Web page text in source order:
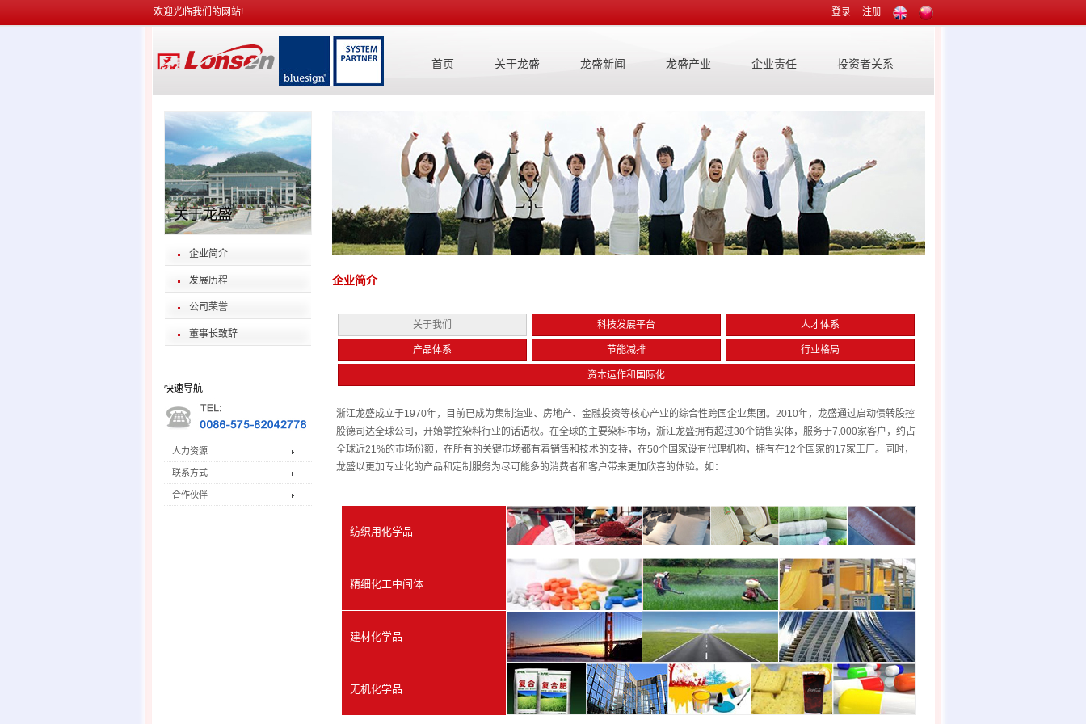
欢迎光临我们的网站! 注册
登录
首页 关于龙盛 龙盛新闻 龙盛产业 企业责任 投资者关系
企业简介
发展历程
公司荣誉
董事长致辞
快速导航
人力资源
联系方式
合作伙伴
企业简介
关于我们 科技发展平台 人才体系
产品体系 节能减排 行业格局
资本运作和国际化
浙江龙盛成立于1970年，目前已成为集制造业、房地产、金融投资等核心产业的综合性跨国企业集团。2010年，龙盛通过启动债转股控
股德司达全球公司，开始掌控染料行业的话语权。在全球的主要染料市场，浙江龙盛拥有超过30个销售实体，服务于7,000家客户，约占
全球近21%的市场份额，在所有的关键市场都有着销售和技术的支持，在50个国家设有代理机构，拥有在12个国家的17家工厂。同时，
龙盛以更加专业化的产品和定制服务为尽可能多的消费者和客户带来更加欣喜的体验。如：
纺织用化学品
精细化工中间体
建材化学品
无机化学品